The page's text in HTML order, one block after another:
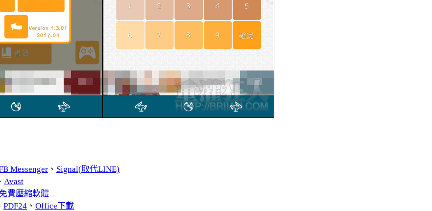
Messenger、 Signal(取代LINE)
Avast
費壓縮軟體
PDF24、 Office下載